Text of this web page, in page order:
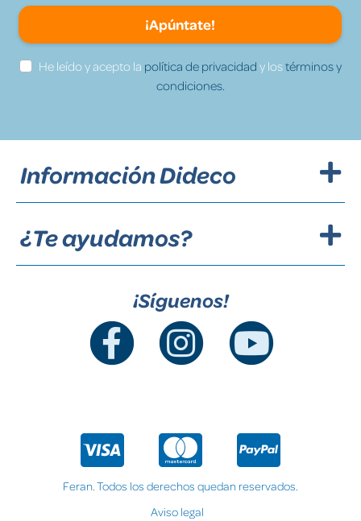
¡Apúntate!
He leído y acepto la política de privacidad y lostérminos y
condiciones.
Información Dideco
¿Te ayudamos?
¡Síguenos!
Feran. Todos los derechos quedan reservados.
Aviso legal